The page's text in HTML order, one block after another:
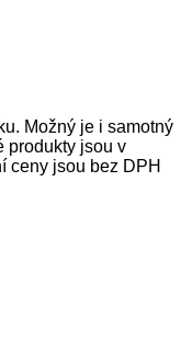
Možný je i samotný
produkty jsou v
ceny jsou bez DPH